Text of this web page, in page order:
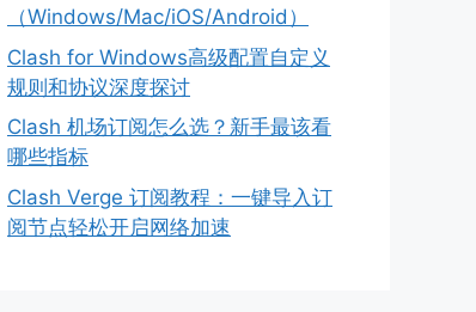
（Windows/Mac/iOS/Android）
Clash for Windows高级配置自定义
规则和协议深度探讨
Clash 机场订阅怎么选？新手最该看
哪些指标
Clash Verge 订阅教程：一键导入订
阅节点轻松开启网络加速